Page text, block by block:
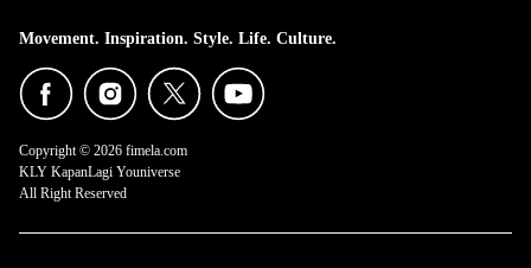
Movement. Inspiration. Style. Life. Culture.
Copyright © 2026 fimela.com
KLY KapanLagi Youniverse
All Right Reserved